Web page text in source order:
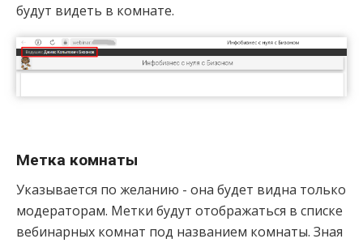
будут видеть в комнате.
Метка комнаты
Указывается по желанию - она будет видна только
модераторам. Метки будут отображаться в списке
вебинарных комнат под названием комнаты. Зная